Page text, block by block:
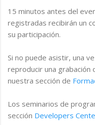
15 minutos antes del
registradas recibirán un
su participación.
Si no puede asistir, una
reproducir una grabación
nuestra sección de
Los seminarios de
sección Developers